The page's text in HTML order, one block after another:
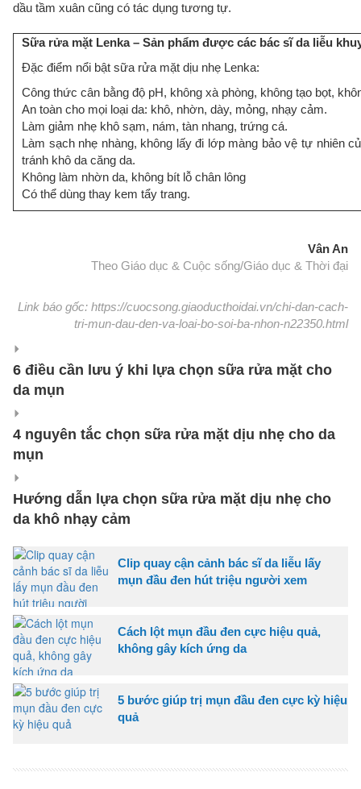
dầu tầm xuân cũng có tác dụng tương tự.
Sữa rửa mặt Lenka – Sản phẩm được các bác sĩ da liễu
Đặc điểm nổi bật sữa rửa mặt dịu nhẹ Lenka:
Công thức cân bằng độ pH, không xà phòng, không tạo bọt,
An toàn cho mọi loại da: khô, nhờn, dày, mỏng, nhạy cảm.
Làm giảm nhẹ khô sạm, nám, tàn nhang, trứng cá.
Làm sạch nhẹ nhàng, không lấy đi lớp màng bảo vệ tự nhiên
tránh khô da căng da.
Không làm nhờn da, không bít lỗ chân lông
Có thể dùng thay kem tẩy trang.
Vân An
Theo Giáo dục & Cuộc sống/Giáo dục & Thời đại
Link báo gốc: https://cuocsong.giaoducthoidai.vn/chi-dan-cach-
tri-mun-dau-den-va-loai-bo-soi-ba-nhon-n22350.html
6 điều cần lưu ý khi lựa chọn sữa rửa mặt cho
da mụn
4 nguyên tắc chọn sữa rửa mặt dịu nhẹ cho da
mụn
Hướng dẫn lựa chọn sữa rửa mặt dịu nhẹ cho
da khô nhạy cảm
Clip quay cận cảnh bác sĩ da liễu lấy
mụn đầu đen hút triệu người xem
Cách lột mụn đầu đen cực hiệu quả,
không gây kích ứng da
5 bước giúp trị mụn đầu đen cực kỳ hiệu
quả